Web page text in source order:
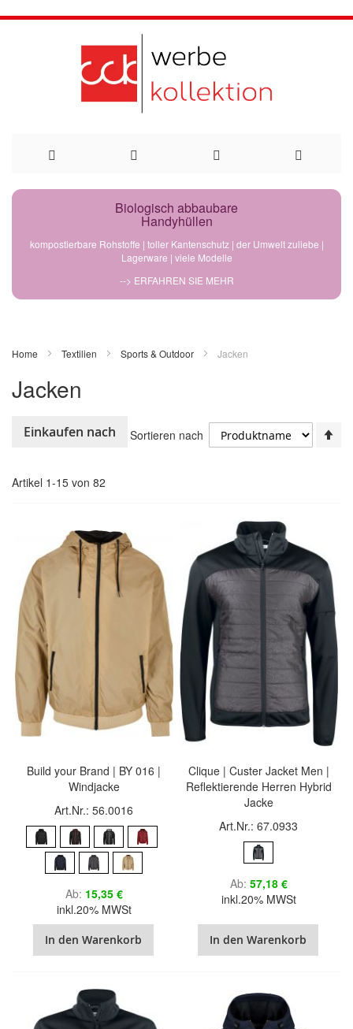
Direkt
Biologisch abbaubare
Handyhüllen
kompostierbare Rohstoffe | toller Kantenschutz | der Umwelt zuliebe |
Lagerware | viele Modelle
--> ERFAHREN SIE MEHR
Home Textilien Sports & Outdoor Jacken
Jacken
Artikel 1-15 von 82
Sortieren nach
Build your Brand | BY 016 |
Windjacke
Art.Nr.: 56.0016
Ab 15,35 €
inkl.20% MWSt
In den Warenkorb
Clique | Custer Jacket Men |
Reflektierende Herren Hybrid
Jacke
Art.Nr.: 67.0933
Ab 57,18 €
inkl.20% MWSt
In den Warenkorb
Einkaufen nach